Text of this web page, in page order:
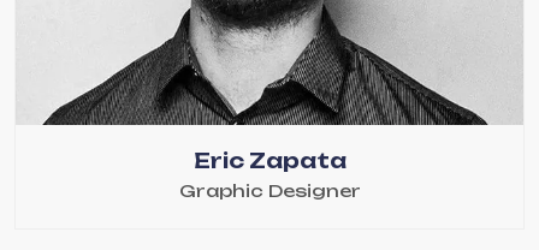
Eric Zapata
Graphic Designer